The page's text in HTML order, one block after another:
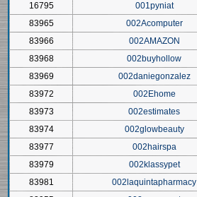
16795
001pyniat
83965
002Acomputer
83966
002AMAZON
83968
002buyhollow
83969
002daniegonzalez
83972
002Ehome
83973
002estimates
83974
002glowbeauty
83977
002hairspa
83979
002klassypet
83981
002laquintapharmacy